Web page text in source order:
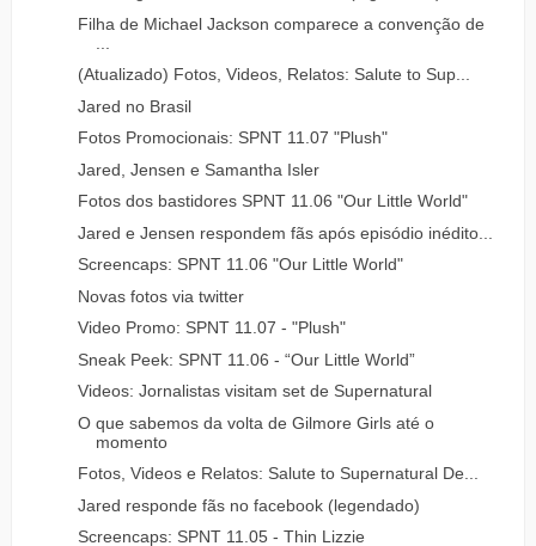
Filha de Michael Jackson comparece a convenção de
(Atualizado) Fotos, Videos, Relatos: Salute to Sup...
Jared no Brasil
Fotos Promocionais: SPNT 11.07 "Plush"
Jared, Jensen e Samantha Isler
Fotos dos bastidores SPNT 11.06 "Our Little World"
Jared e Jensen respondem fãs após episódio inédito...
Screencaps: SPNT 11.06 "Our Little World"
Novas fotos via twitter
Video Promo: SPNT 11.07 - "Plush"
Sneak Peek: SPNT 11.06 - “Our Little World”
Videos: Jornalistas visitam set de Supernatural
O que sabemos da volta de Gilmore Girls até o
momento
Fotos, Videos e Relatos: Salute to Supernatural De...
Jared responde fãs no facebook (legendado)
Screencaps: SPNT 11.05 - Thin Lizzie